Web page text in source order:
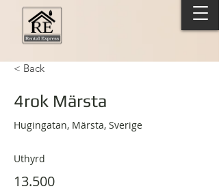
< Back
4rok Märsta
Hugingatan, Märsta, Sverige
Uthyrd
13.500